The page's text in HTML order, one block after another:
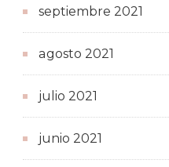
septiembre 2021
agosto 2021
julio 2021
junio 2021